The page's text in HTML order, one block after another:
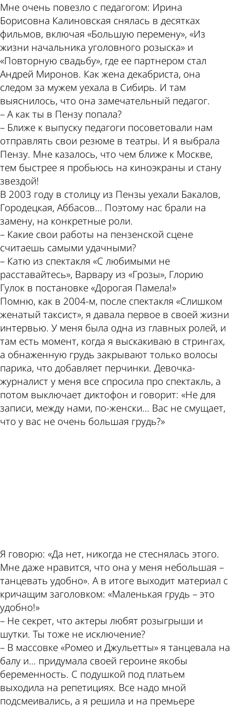
Мне очень повезло с педагогом: Ирина
Борисовна Калиновская снялась в десятках
фильмов, включая «Большую перемену», «Из
жизни начальника уголовного розыска» и
«Повторную свадьбу», где ее партнером стал
Андрей Миронов. Как жена декабриста, она
следом за мужем уехала в Сибирь. И там
выяснилось, что она замечательный педагог.
– А как ты в Пензу попала?
– Ближе к выпуску педагоги посоветовали нам
отправлять свои резюме в театры. И я выбрала
Пензу. Мне казалось, что чем ближе к Москве,
тем быстрее я пробьюсь на киноэкраны и стану
звездой!
В 2003 году в столицу из Пензы уехали Бакалов,
Городецкая, Аббасов… Поэтому нас брали на
замену, на конкретные роли.
– Какие свои работы на пензенской сцене
считаешь самыми удачными?
– Катю из спектакля «С любимыми не
расставайтесь», Варвару из «Грозы», Глорию
Гулок в постановке «Дорогая Памела!»
Помню, как в 2004-м, после спектакля «Слишком
женатый таксист», я давала первое в своей жизни
интервью. У меня была одна из главных ролей, и
там есть момент, когда я выскакиваю в стрингах,
а обнаженную грудь закрывают только волосы
парика, что добавляет перчинки. Девочка-
журналист у меня все спросила про спектакль, а
потом выключает диктофон и говорит: «Не для
записи, между нами, по-женски… Вас не смущает,
что у вас не очень большая грудь?»
Я говорю: «Да нет, никогда не стеснялась этого.
Мне даже нравится, что она у меня небольшая –
танцевать удобно». А в итоге выходит материал с
кричащим заголовком: «Маленькая грудь – это
удобно!»
– Не секрет, что актеры любят розыгрыши и
шутки. Ты тоже не исключение?
– В массовке «Ромео и Джульетты» я танцевала на
балу и… придумала своей героине якобы
беременность. С подушкой под платьем
выходила на репетициях. Все надо мной
подсмеивались, а я решила и на премьере